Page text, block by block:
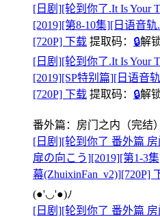
[日剧][轮到你了.It Is Your
[2019][第8-10集][日语音
[720P] 下载 提取码： 🔒解
[日剧][轮到你了.It Is Your
[2019][SP特别篇][日语音
[720P] 下载 提取码： 🔒解
番外篇：房门之内（完结）
[日剧][轮到你了 番外篇
扉の向こう][2019][第1-3
幕(ZhuixinFan_v2)][720P]
(●'◡'●)ﾉ
[日剧][轮到你了 番外篇